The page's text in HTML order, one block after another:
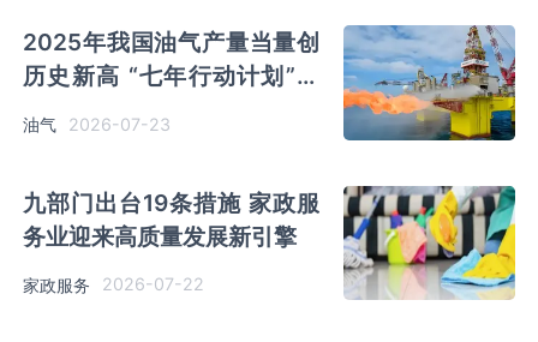
2025年我国油气产量当量创
历史新高 “七年行动计划”圆
满收官
油气 2026-07-23
九部门出台19条措施 家政服
务业迎来高质量发展新引擎
家政服务 2026-07-22